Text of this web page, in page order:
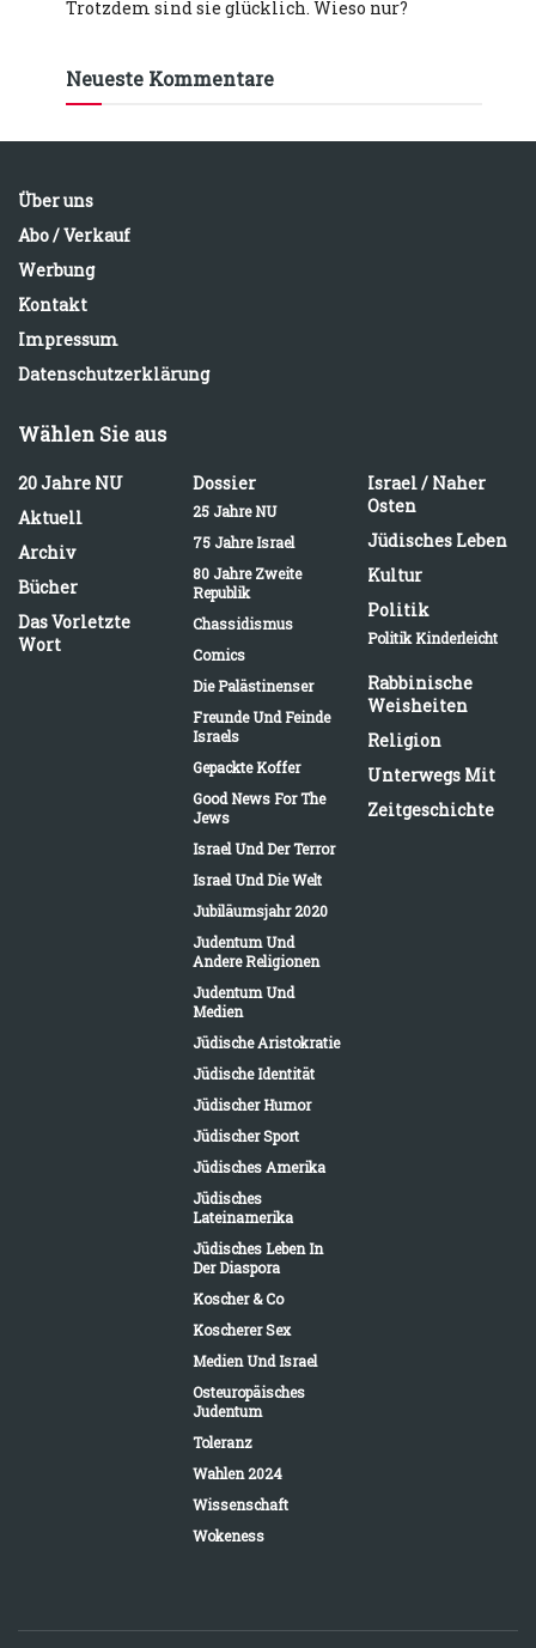
Trotzdem sind sie glücklich. Wieso nur?
Neueste Kommentare
Über uns
Abo / Verkauf
Werbung
Kontakt
Impressum
Datenschutzerklärung
Wählen Sie aus
20 Jahre NU
Aktuell
Archiv
Bücher
Das Vorletzte
Wort
Dossier
25 Jahre NU
75 Jahre Israel
80 Jahre Zweite
Republik
Chassidismus
Comics
Die Palästinenser
Freunde Und Feinde
Israels
Gepackte Koffer
Good News For The
Jews
Israel Und Der Terror
Israel Und Die Welt
Jubiläumsjahr 2020
Judentum Und
Andere Religionen
Judentum Und
Medien
Jüdische Aristokratie
Jüdische Identität
Jüdischer Humor
Jüdischer Sport
Jüdisches Amerika
Jüdisches
Lateinamerika
Jüdisches Leben In
Der Diaspora
Koscher & Co
Koscherer Sex
Medien Und Israel
Osteuropäisches
Judentum
Toleranz
Wahlen 2024
Wissenschaft
Wokeness
Israel / Naher
Osten
Jüdisches Leben
Kultur
Politik
Politik Kinderleicht
Rabbinische
Weisheiten
Religion
Unterwegs Mit
Zeitgeschichte